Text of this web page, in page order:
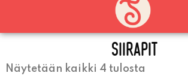
PERJANTAI11:00 - 21:00
SIIRAPIT
Näytetään kaikki 4 tulosta